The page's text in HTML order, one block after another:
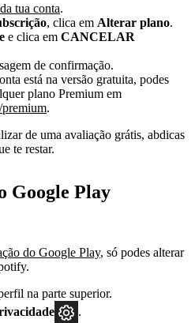
tua conta.
, clica em Alterar plano.
e clica em CANCELAR
de confirmação.
está na versão gratuita, podes
plano Premium em
.
de uma avaliação grátis, abdicas
te restar.
Google Play
do Google Play, só podes alterar
na parte superior.